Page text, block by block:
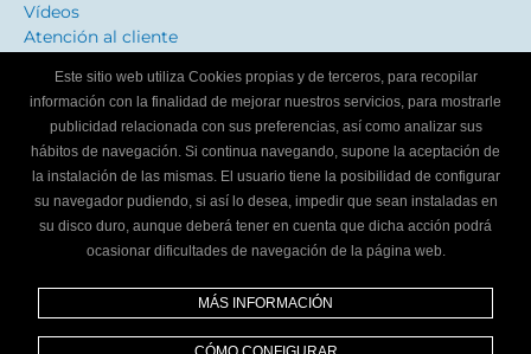
Vídeos
Atención al cliente
Certificado de confianza
Distinguimos los talleres que ofrecen un servicio
adaptado a internautas.
¿Eres un taller mecánico?
Escríbenos y te informaremos cómo formar parte de
Este sitio web utiliza Cookies propias y de terceros, para recopilar
información con la finalidad de mejorar nuestros servicios, para mostrarle
publicidad relacionada con sus preferencias, así como analizar sus
hábitos de navegación. Si continua navegando, supone la aceptación de
la instalación de las mismas. El usuario tiene la posibilidad de configurar
su navegador pudiendo, si así lo desea, impedir que sean instaladas en
su disco duro, aunque deberá tener en cuenta que dicha acción podrá
ocasionar dificultades de navegación de la página web.
MÁS INFORMACIÓN